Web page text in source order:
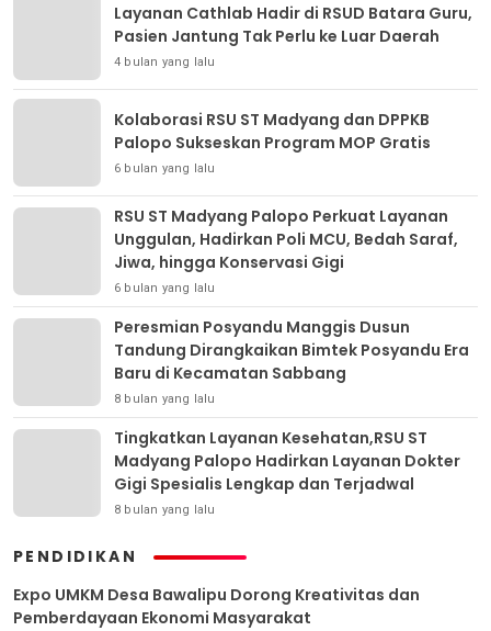
Layanan Cathlab Hadir di RSUD Batara Guru,
Pasien Jantung Tak Perlu ke Luar Daerah
4 bulan yang lalu
Kolaborasi RSU ST Madyang dan DPPKB
Palopo Sukseskan Program MOP Gratis
6 bulan yang lalu
RSU ST Madyang Palopo Perkuat Layanan
Unggulan, Hadirkan Poli MCU, Bedah Saraf,
Jiwa, hingga Konservasi Gigi
6 bulan yang lalu
Peresmian Posyandu Manggis Dusun
Tandung Dirangkaikan Bimtek Posyandu Era
Baru di Kecamatan Sabbang
8 bulan yang lalu
Tingkatkan Layanan Kesehatan,RSU ST
Madyang Palopo Hadirkan Layanan Dokter
Gigi Spesialis Lengkap dan Terjadwal
8 bulan yang lalu
PENDIDIKAN
Expo UMKM Desa Bawalipu Dorong Kreativitas dan
Pemberdayaan Ekonomi Masyarakat